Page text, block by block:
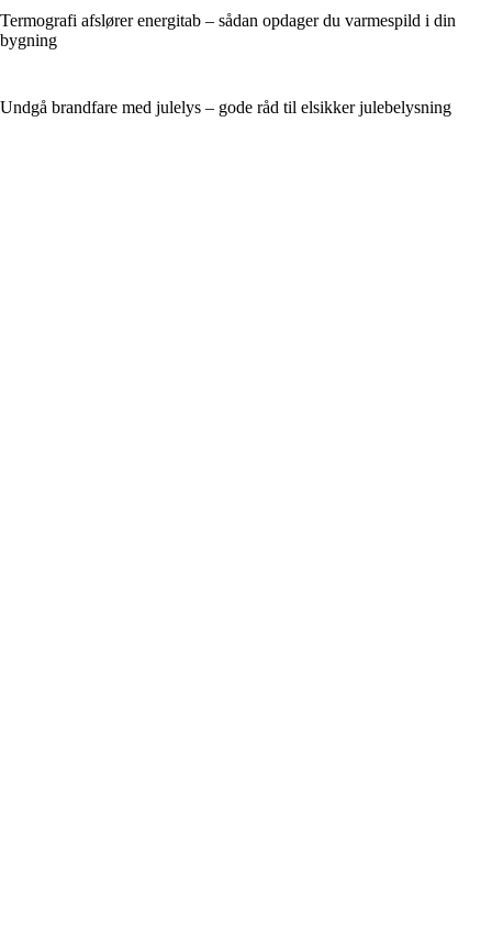
Termografi afslører energitab – sådan opdager du varmespild i din
bygning
Undgå brandfare med julelys – gode råd til elsikker julebelysning